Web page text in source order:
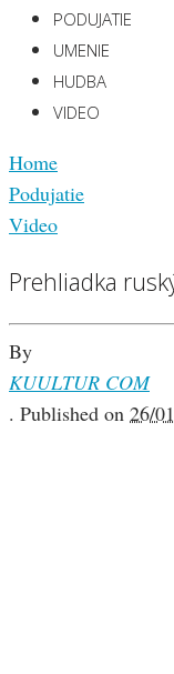
PODUJATIE
UMENIE
HUDBA
VIDEO
Home
Podujatie
Video
Prehliadka
By
KUULTUR COM
. Published on 26/